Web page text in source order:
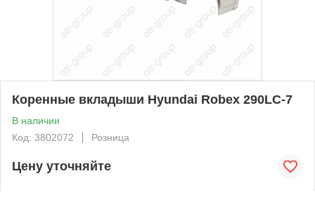
Коренные вкладыши Hyundai Robex 290LC-7
В наличии
Код: 3802072
Розница
Цену уточняйте